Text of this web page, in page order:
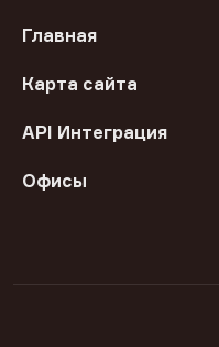
Главная
Карта сайта
API Интеграция
Офисы